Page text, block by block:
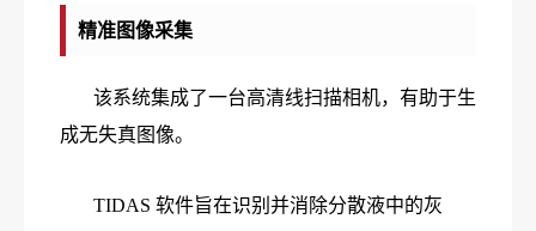
精准图像采集
该系统集成了一台高清线扫描相机，有助于生
成无失真图像。
TIDAS 软件旨在识别并消除分散液中的灰